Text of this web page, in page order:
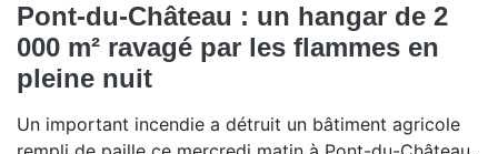
Pont-du-Château : un hangar de 2
000 m² ravagé par les flammes en
pleine nuit
Un important incendie a détruit un bâtiment agricole